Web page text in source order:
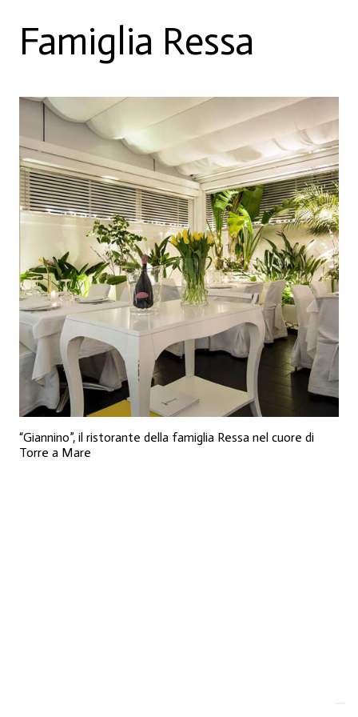
Famiglia Ressa
“Giannino”, il ristorante della famiglia Ressa nel cuore di
Torre a Mare